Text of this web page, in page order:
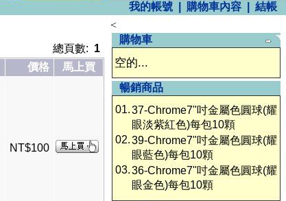
我的帳號 購物車內容
結帳
總頁數: 1
價格 馬上買
NT$100
<
購物車
空的...
暢銷商品
01.37-Chrome7"吋金屬色圓球(耀
眼淡紫紅色)每包10顆
02.39-Chrome7"吋金屬色圓球(耀
眼藍色)每包10顆
03.36-Chrome7"吋金屬色圓球(耀
眼金色)每包10顆